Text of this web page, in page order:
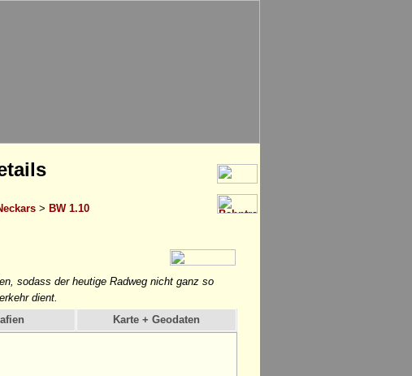
> BW 1.10
sodass der heutige Radweg nicht ganz so
dient.
Karte + Geodaten